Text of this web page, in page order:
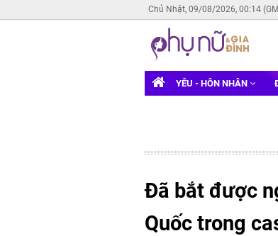
Chủ Nhật, 09/08/2026, 00:14
YÊU - HÔN NHÂN
Đã bắt được
Quốc trong